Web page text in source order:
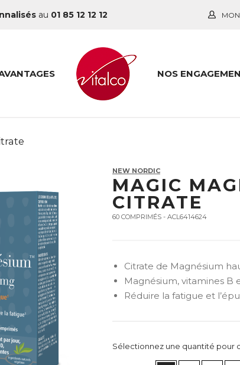
au 01 85 12 12 12
NOS
NEW NORDIC
MAGIC
CITRATE
60 COMPRIMÉS - ACL6414624
Citrate de Magnésium
Magnésium, vitamines
Réduire la fatigue et
Sélectionnez une quantité pour